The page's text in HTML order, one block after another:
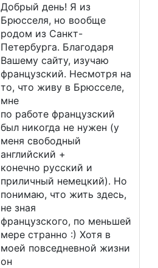
Добрый день! Я из
Брюсселя, но вообще
родом из Санкт-
Петербурга. Благодаря
Вашему сайту, изучаю
французский. Несмотря на
то, что живу в Брюсселе,
мне
по работе французский
был никогда не нужен (у
меня свободный
английский +
конечно русский и
приличный немецкий). Но
понимаю, что жить здесь,
не зная
французского, по меньшей
мере странно :) Хотя в
моей повседневной жизни
он